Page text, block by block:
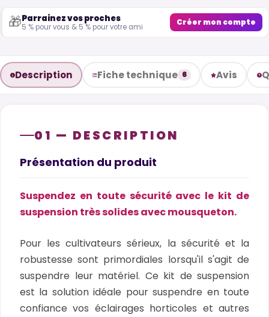
🎁Parrainez vos proches
5 % pour vous & 5 % pour votre ami Créer mon compte
Description Fiche technique 6 Avis
01 — DESCRIPTION
Présentation du produit
Suspendez en toute sécurité avec le kit de
suspension très solides avec mousqueton.
Pour les cultivateurs sérieux, la sécurité et la
robustesse sont primordiales lorsqu'il s'agit de
suspendre leur matériel. Ce kit de suspension
est la solution idéale pour suspendre en toute
confiance vos éclairages horticoles et autres